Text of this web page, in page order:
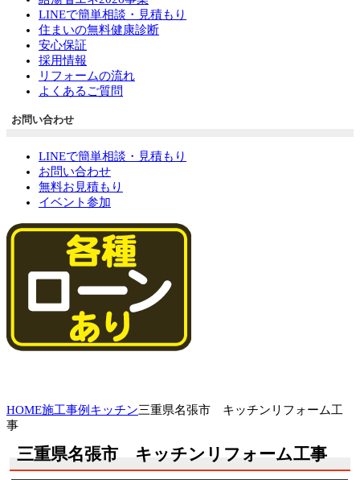
LINEで簡単相談・見積もり
住まいの無料健康診断
安心保証
採用情報
リフォームの流れ
よくあるご質問
お問い合わせ
LINEで簡単相談・見積もり
お問い合わせ
無料お見積もり
イベント参加
HOME施工事例 キッチン三重県名張市 キッチンリフォーム工
事
三重県名張市 キッチンリフォーム工事